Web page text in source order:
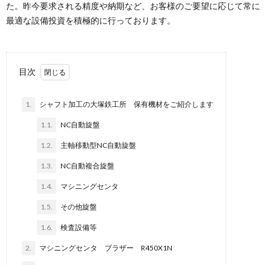
た。昨今要求される精度や納期など、お客様のご要望に応じて常に
最適な設備投資を積極的に行っております。
目次
1. シャフト加工の大塚鉄工所 保有機材をご紹介します
1.1. NC自動旋盤
1.2. 主軸移動型NC自動旋盤
1.3. NC自動複合旋盤
1.4. マシニングセンタ
1.5. その他旋盤
1.6. 検査設備等
2. マシニングセンタ ブラザー R450X1N